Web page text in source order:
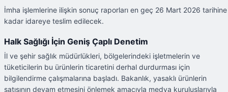
İmha işlemlerine ilişkin sonuç raporları en geç 26 Mart 2026 tarihine
kadar idareye teslim edilecek.
Halk Sağlığı İçin Geniş Çaplı Denetim
İl ve şehir sağlık müdürlükleri, bölgelerindeki işletmelerin ve
tüketicilerin bu ürünlerin ticaretini derhal durdurması için
bilgilendirme çalışmalarına başladı. Bakanlık, yasaklı ürünlerin
satışının devam etmesini önlemek amacıyla medya kuruluşlarıyla